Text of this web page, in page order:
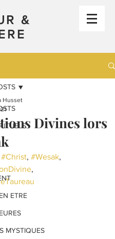
&
ETRE
MYSTIQUES
Divines lors
Husset
#Christ, #Wesak,
,